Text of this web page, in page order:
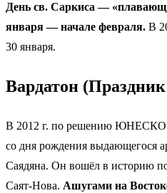
День св. Саркиса —
января — начале февраля. В
30 января.
Вардатон (Праздник
В 2012 г. по решению ЮНЕСКО
со дня рождения выдающегося
Саядяна. Он вошёл в историю
Саят-Нова. Ашугами на